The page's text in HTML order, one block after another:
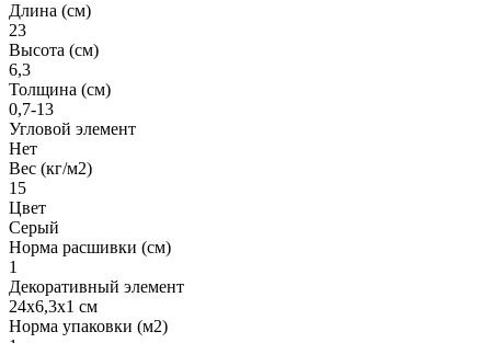
Длина (см)
23
Высота (см)
6,3
Толщина (см)
0,7-13
Угловой элемент
Нет
Вес (кг/м2)
15
Цвет
Серый
Норма расшивки (см)
1
Декоративный элемент
24х6,3х1 см
Норма упаковки (м2)